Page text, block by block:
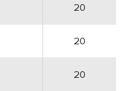
20
20
20